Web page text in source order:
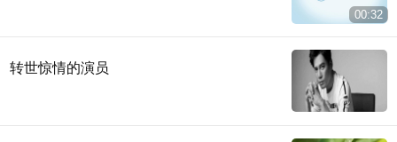
00:32
转世惊情的演员